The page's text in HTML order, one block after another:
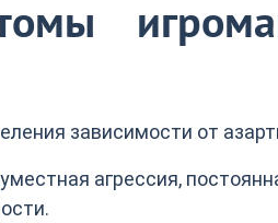
зависимости от
агрессия,